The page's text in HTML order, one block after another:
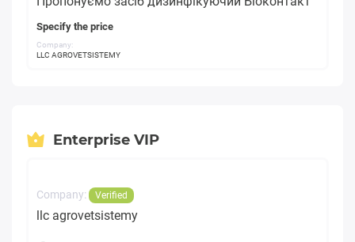
Specify the price
Company:
LLC AGROVETSISTEMY
Enterprise VIP
Company: Verified
llc agrovetsistemy